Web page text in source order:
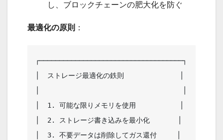
し、ブロックチェーンの肥大化を防ぐ
最適化の原則 ：
┌────────────────────────────────────┐
│  ストレージ最適化の鉄則              │
│  1. 可能な限りメモリを使用           │
│  2. ストレージ書き込みを最小化       │
│  3. 不要データは削除してガス還付     │